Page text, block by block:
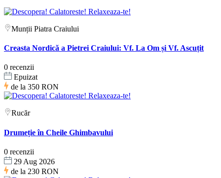
Munții Piatra Craiului
Creasta Nordică a Pietrei Craiului: Vf. La Om și Vf. Ascuțit
0 recenzii
Epuizat
de la 350 RON
Rucăr
Drumeție în Cheile Ghimbavului
0 recenzii
29 Aug 2026
de la 230 RON